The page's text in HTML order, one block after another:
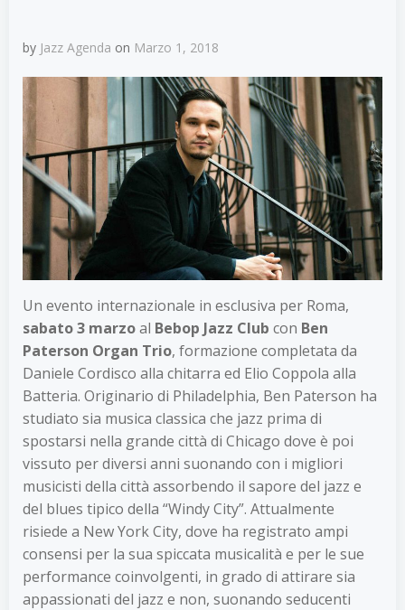
by Jazz Agenda on Marzo 1, 2018
Un evento internazionale in esclusiva per Roma,
sabato 3 marzoal Bebop Jazz Club con Ben
Paterson Organ Trio, formazione completata da
Daniele Cordisco alla chitarra ed Elio Coppola alla
Batteria. Originario di Philadelphia, Ben Paterson ha
studiato sia musica classica che jazz prima di
spostarsi nella grande città di Chicago dove è poi
vissuto per diversi anni suonando con i migliori
musicisti della città assorbendo il sapore del jazz e
del blues tipico della “Windy City”. Attualmente
risiede a New York City, dove ha registrato ampi
consensi per la sua spiccata musicalità e per le sue
performance coinvolgenti, in grado di attirare sia
appassionati del jazz e non, suonando seducenti